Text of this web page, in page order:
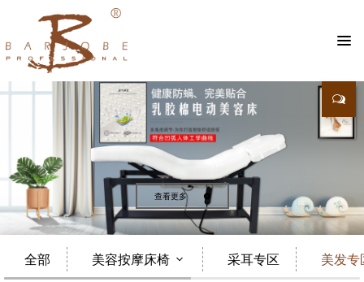
查看更多
全部 美容按摩床椅 采耳专区 美发